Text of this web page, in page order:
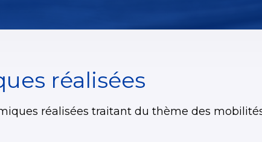
réalisées
réalisées traitant du thème des